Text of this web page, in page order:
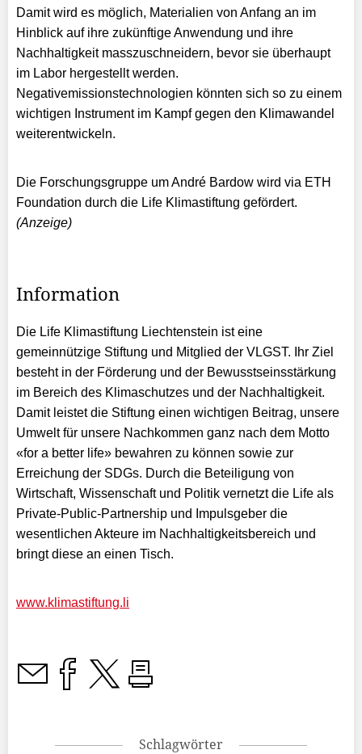
Damit wird es möglich, Materialien von Anfang an im
Hinblick auf ihre zukünftige Anwendung und ihre
Nachhaltigkeit masszuschneidern, bevor sie überhaupt
im Labor hergestellt werden.
Negativemissionstechnologien könnten sich so zu einem
wichtigen Instrument im Kampf gegen den Klimawandel
weiterentwickeln.
Die Forschungsgruppe um André Bardow wird via ETH
Foundation durch die Life Klimastiftung gefördert.
(Anzeige)
Information
Die Life Klimastiftung Liechtenstein ist eine
gemeinnützige Stiftung und Mitglied der VLGST. Ihr Ziel
besteht in der Förderung und der Bewusstseinsstärkung
im Bereich des Klimaschutzes und der Nachhaltigkeit.
Damit leistet die Stiftung einen wichtigen Beitrag, unsere
Umwelt für unsere Nachkommen ganz nach dem Motto
«for a better life» bewahren zu können sowie zur
Erreichung der SDGs. Durch die Beteiligung von
Wirtschaft, Wissenschaft und Politik vernetzt die Life als
Private-Public-Partnership und Impulsgeber die
wesentlichen Akteure im Nachhaltigkeitsbereich und
bringt diese an einen Tisch.
www.klimastiftung.li
Schlagwörter